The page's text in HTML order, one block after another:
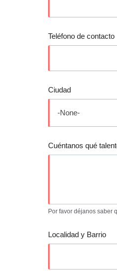
Teléfono de contacto
Ciudad
Cuéntanos qué
Por favor déjanos saber
Localidad y Barrio